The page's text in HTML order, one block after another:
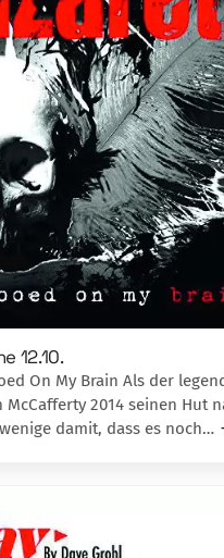
12.10.
On My Brain Als der
McCafferty 2014 seinen Hut
damit, dass es noch…